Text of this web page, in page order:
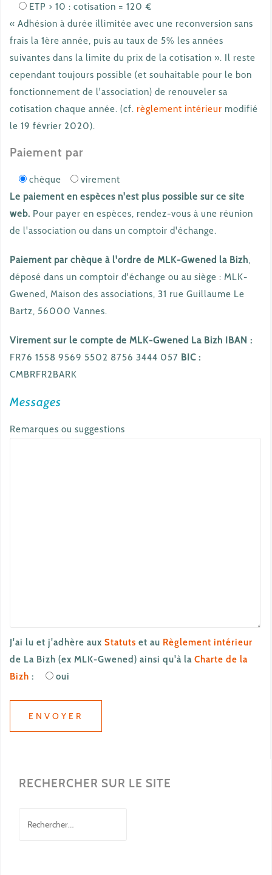
ETP > 10 : cotisation = 120 €
« Adhésion à durée illimitée avec une reconversion sans
frais la 1ère année, puis au taux de 5% les années
suivantes dans la limite du prix de la cotisation ». Il reste
cependant toujours possible (et souhaitable pour le bon
fonctionnement de l'association) de renouveler sa
cotisation chaque année. (cf. règlement intérieur modifié
le 19 février 2020).
Paiement par
chèque
virement
Le paiement en espèces n'est plus possible sur ce site
web. Pour payer en espèces, rendez-vous à une réunion
de l'association ou dans un comptoir d'échange.
Paiement par chèque à l'ordre de MLK-Gwened la Bizh,
déposé dans un comptoir d'échange ou au siège : MLK-
Gwened, Maison des associations, 31 rue Guillaume Le
Bartz, 56000 Vannes.
Virement sur le compte de MLK-Gwened La Bizh IBAN :
FR76 1558 9569 5502 8756 3444 057 BIC :
CMBRFR2BARK
Messages
Remarques ou suggestions
J'ai lu et j'adhère aux Statuts et au Règlement intérieur
de La Bizh (ex MLK-Gwened) ainsi qu'à la Charte de la
Bizh : oui
RECHERCHER SUR LE SITE